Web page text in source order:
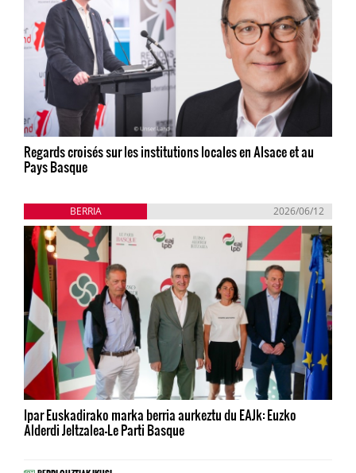
Regards croisés sur les institutions locales en Alsace et au
Pays Basque
BERRIA 2026/06/12
Ipar Euskadirako marka berria aurkeztu du EAJk: Euzko
Alderdi Jeltzalea-Le Parti Basque